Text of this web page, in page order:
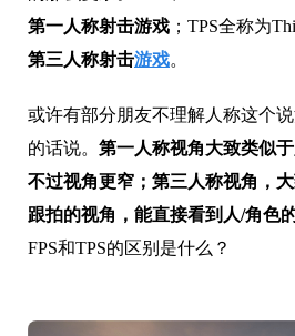
第一人称射击游戏 ；TPS全称为
第三人称射击游戏。
或许有部分朋友不理解人称这个
的话说。 第一人称视角大致类似
不过视角更窄；第三人称视角，
跟拍的视角，能直接看到人/角色
FPS和TPS的区别是什么？